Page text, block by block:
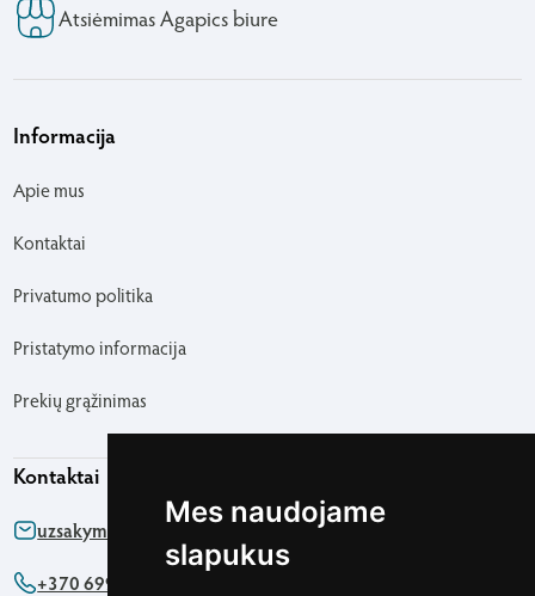
Mes naudojame
slapukus
Atsiėmimas Agapics biure
Informacija
Apie mus
Kontaktai
Privatumo politika
Pristatymo informacija
Prekių grąžinimas
Kontaktai
uzsakymas@agapics.lt
+370 699 76161